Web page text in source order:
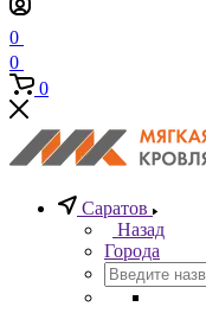
0
0
0
Саратов
Назад
Города